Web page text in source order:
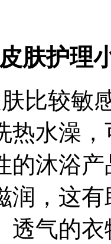
肤护理
比较敏
热水澡
的沐浴
润，这
透气的